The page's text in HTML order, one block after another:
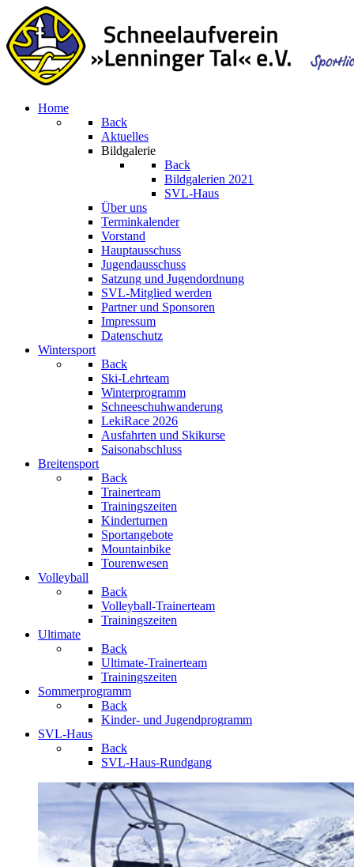
Home
Back
Aktuelles
Bildgalerie
Back
Bildgalerien 2021
SVL-Haus
Über uns
Terminkalender
Vorstand
Hauptausschuss
Jugendausschuss
Satzung und Jugendordnung
SVL-Mitglied werden
Partner und Sponsoren
Impressum
Datenschutz
Wintersport
Back
Ski-Lehrteam
Winterprogramm
Schneeschuhwanderung
LekiRace 2026
Ausfahrten und Skikurse
Saisonabschluss
Breitensport
Back
Trainerteam
Trainingszeiten
Kinderturnen
Sportangebote
Mountainbike
Tourenwesen
Volleyball
Back
Volleyball-Trainerteam
Trainingszeiten
Ultimate
Back
Ultimate-Trainerteam
Trainingszeiten
Sommerprogramm
Back
Kinder- und Jugendprogramm
SVL-Haus
Back
SVL-Haus-Rundgang